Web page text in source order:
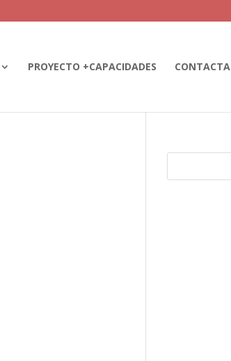
PROYECTO +CAPACIDADES CONTACTA